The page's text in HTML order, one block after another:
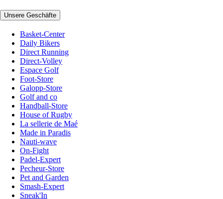
Unsere Geschäfte
Basket-Center
Daily Bikers
Direct Running
Direct-Volley
Espace Golf
Foot-Store
Galopp-Store
Golf and co
Handball-Store
House of Rugby
La sellerie de Maé
Made in Paradis
Nauti-wave
On-Fight
Padel-Expert
Pecheur-Store
Pet and Garden
Smash-Expert
Sneak'In